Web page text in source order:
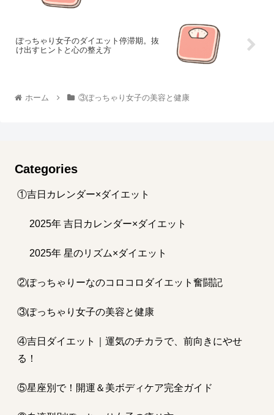
ぽっちゃり女子のダイエット停滞期。抜
け出すヒントと心の整え方
ホーム ③ぽっちゃり女子の美容と健康
Categories
①吉日カレンダー×ダイエット
2025年 吉日カレンダー×ダイエット
2025年 星のリズム×ダイエット
②ぽっちゃりーなのコロコロダイエット奮闘記
③ぽっちゃり女子の美容と健康
④吉日ダイエット｜運気のチカラで、前向きにやせ
る！
⑤星座別で！開運＆美ボディケア完全ガイド